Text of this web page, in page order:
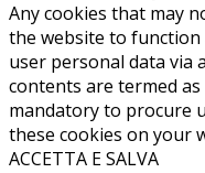
Any cookies that may
the website to function
user personal data via
contents are termed
mandatory to procure
these cookies on your
ACCETTA E SALVA